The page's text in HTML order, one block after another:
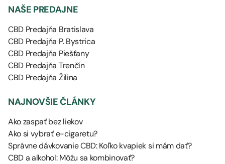
NAŠE PREDAJNE
CBD Predajňa Bratislava
CBD Predajňa P. Bystrica
CBD Predajňa Piešťany
CBD Predajňa Trenčín
CBD Predajňa Žilina
NAJNOVŠIE ČLÁNKY
Ako zaspať bez liekov
Ako si vybrať e-cigaretu?
Správne dávkovanie CBD: Koľko kvapiek si mám dať?
CBD a alkohol: Môžu sa kombinovať?